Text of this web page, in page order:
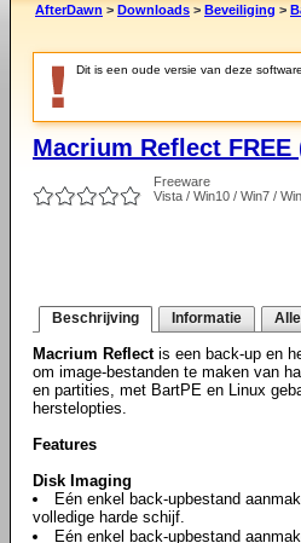
AfterDawn > Downloads > Beveiliging >
Dit is een oude versie van deze
Macrium Reflect FREE
Freeware
Vista / Win10 / Win7 /
Beschrijving Informatie
Macrium Reflectis een back-up en
om image-bestanden te maken van
en partities, met BartPE en Linux
herstelopties.
Features
Disk Imaging
Eén enkel back-upbestand
volledige harde schijf.
Eén enkel back-upbestand